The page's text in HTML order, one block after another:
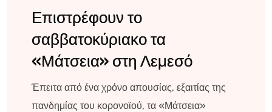
Επιστρέφουν το
σαββατοκύριακο τα
«Μάτσεια» στη Λεμεσό
Έπειτα από ένα χρόνο απουσίας, εξαιτίας της
πανδημίας του κορονοϊού, τα «Μάτσεια»